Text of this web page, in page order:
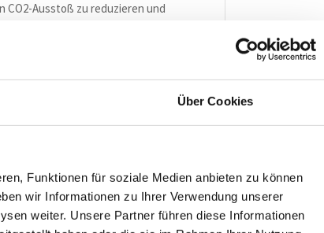
Über Cookies
Funktionen für soziale Medien anbieten zu können
wir Informationen zu Ihrer Verwendung unserer
weiter. Unsere Partner führen diese Informationen
Ausstoß zu reduzieren und
eine bequeme und
Verkehrsmittel zu
zu leasen und es nicht nur
Bewusstsein für nachhaltiges
um unser Engagement
,bei dem wir gemeinsam Obst